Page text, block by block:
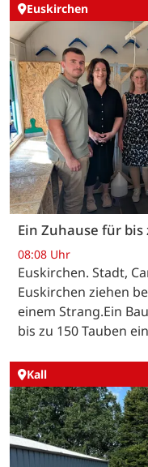
Euskirchen
Ein Zuhause für bis
08:08 Uhr
Euskirchen. Stadt,
Euskirchen ziehen
einem Strang.Ein
bis zu 150 Tauben
Kall